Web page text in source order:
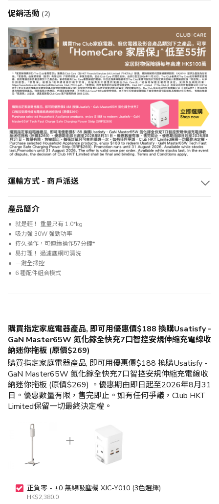
促銷活動 (2)
運輸方式 - 商戶派送
產品簡介
就是輕！ 重量只有 1.0*kg
吸力強 30W 強勁功率
持久操作，可連續操作57分鐘*
易打理！ 過濾塵網可清洗
一鍵全操控
6 種配件組合模式
購買指定家庭電器產品, 即可用優惠價$188 換購Usatisfy -
GaN Master65W 氮化鎵全快充7口智控安規伸縮充電線收
納迷你拖板 (原價$269)
購買指定家庭電器產品, 即可用優惠價$188 換購Usatisfy -
GaN Master65W 氮化鎵全快充7口智控安規伸縮充電線收
納迷你拖板 (原價$269) 。優惠期由即日起至2026年8月31
日。優惠數量有限，售完即止。如有任何爭議，Club HKT
Limited保留一切最終決定權。
正負零 - ±0 無線吸塵機 XJC-Y010 (3色選擇)
HK$2,380.0